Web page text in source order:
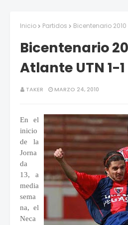
Inicio Partidos Bicentenario 2010
Bicentenario
Atlante UTN 1-
TAKER MARZO 24, 2010
En el
inicio
de la
Jorna
da
13, a
media
sema
na, el
Neca